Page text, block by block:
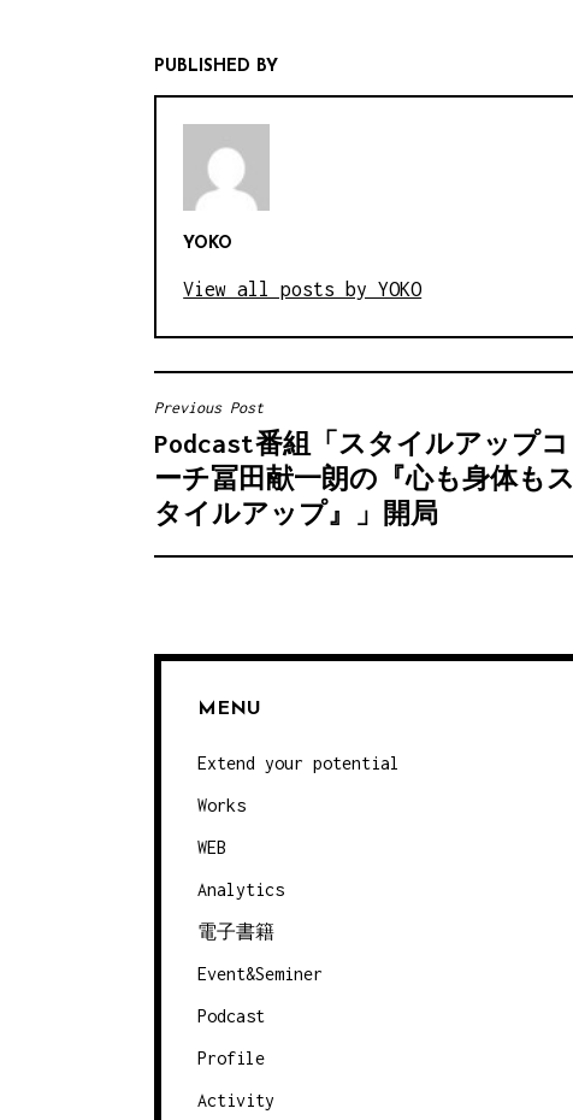
PUBLISHED BY
YOKO
View all posts by YOKO
投
稿
ナ
ビ
Previous Post
Podcast番組「スタイルアップコ
ーチ冨田献一朗の『心も身体もス
タイルアップ』」開局
MENU
Extend your potential
Works
WEB
Analytics
電子書籍
Event&Seminer
Podcast
Profile
Activity